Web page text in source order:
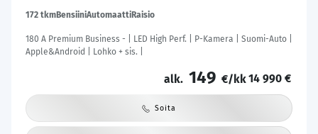
172 tkmBensiiniAutomaattiRaisio
180 A Premium Business - | LED High Perf. | P-Kamera | Suomi-Auto |
Apple&Android | Lohko + sis. |
alk. 149 €/kk14 990 €
Soita